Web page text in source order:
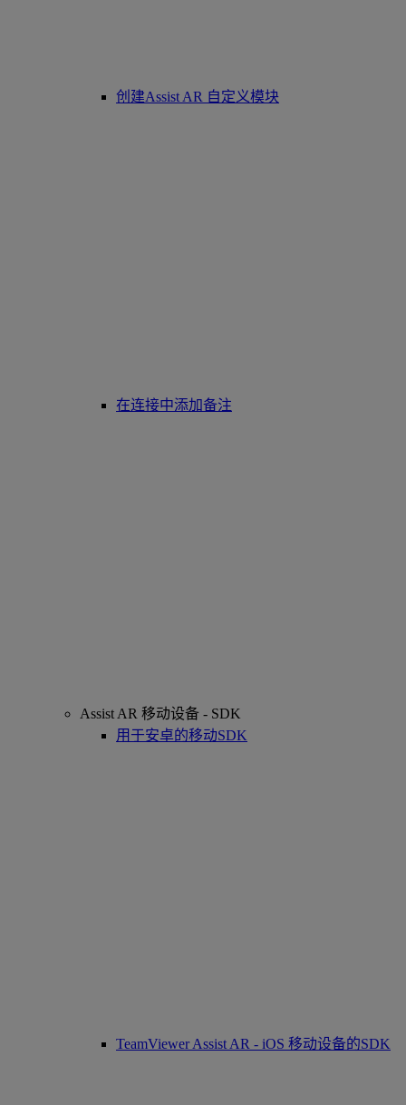
创建Assist AR 自定义模块
在连接中添加备注
Assist AR 移动设备 - SDK
用于安卓的移动SDK
TeamViewer Assist AR - iOS 移动设备的SDK